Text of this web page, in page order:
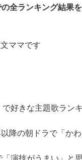
全ランキング結果
ママです
好きな主題歌ラン
降の朝ドラで「か
演技がうまい」と